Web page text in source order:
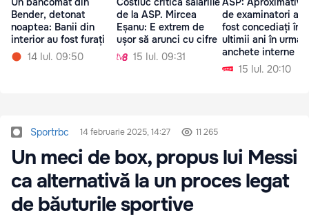
Bender, detonat
noaptea: Banii din
interior au fost furați
14 Iul. 09:50
de la ASP. Mircea
Eșanu: E extrem de
ușor să arunci cu cifre
15 Iul. 09:31
de examinatori
fost concediați în
ultimii ani în urma
anchete interne
15 Iul. 20:10
Sportrbc 14 februarie 2025, 14:27 11 265
Un meci de box, propus lui Messi
ca alternativă la un proces legat
de băuturile sportive